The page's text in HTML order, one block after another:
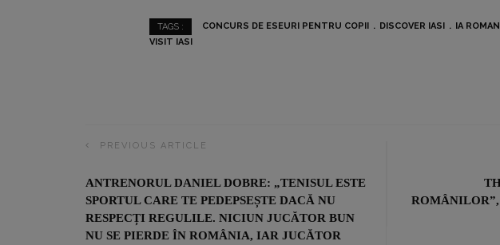
TAGS : CONCURS DE ESEURI PENTRU COPII DISCOVER IASI IA
VISIT IASI
PREVIOUS ARTICLE
ANTRENORUL DANIEL DOBRE: „TENISUL ESTE
SPORTUL CARE TE PEDEPSEȘTE DACĂ NU
RESPECȚI REGULILE. NICIUN JUCĂTOR BUN
NU SE PIERDE ÎN ROMÂNIA, IAR JUCĂTOR